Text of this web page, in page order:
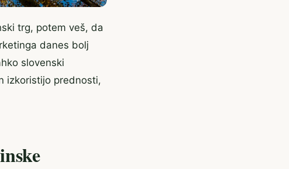
trg, potem veš, da
danes bolj
slovenski
izkoristijo prednosti,